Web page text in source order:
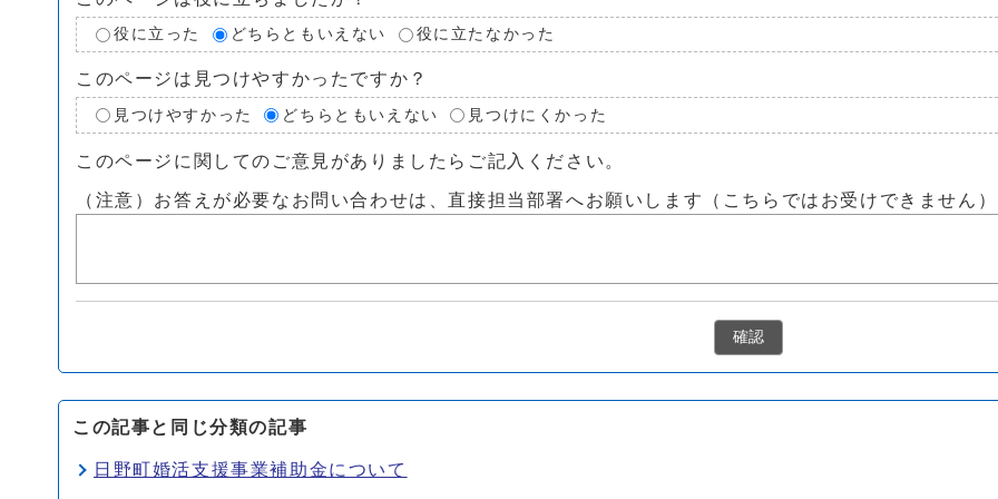
役に立った どちらともいえない 役に立たなかった
このページは見つけやすかったですか？
見つけやすかった どちらともいえない 見つけにくかった
このページに関してのご意見がありましたらご記入ください。
（注意）お答えが必要なお問い合わせは、直接担当部署へお願いします（こちらではお受けできません
確認
この記事と同じ分類の記事
日野町婚活支援事業補助金について